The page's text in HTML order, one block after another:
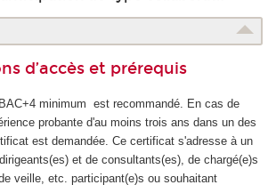
d’accès et prérequis
minimum est recommandé. En cas de
probante d'au moins trois ans dans un des
est demandée. Ce certificat s'adresse à un
et de consultants(es), de chargé(e)s
veille, etc. participant(e)s ou souhaitant